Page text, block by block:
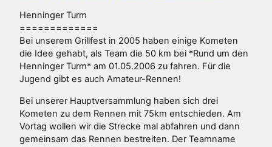
Henninger Turm
=============
Bei unserem Grillfest in 2005 haben einige Kometen
die Idee gehabt, als Team die 50 km bei *Rund um den
Henninger Turm* am 01.05.2006 zu fahren. Für die
Jugend gibt es auch Amateur-Rennen!
Bei unserer Hauptversammlung haben sich drei
Kometen zu dem Rennen mit 75km entschieden. Am
Vortag wollen wir die Strecke mal abfahren und dann
gemeinsam das Rennen bestreiten. Der Teamname